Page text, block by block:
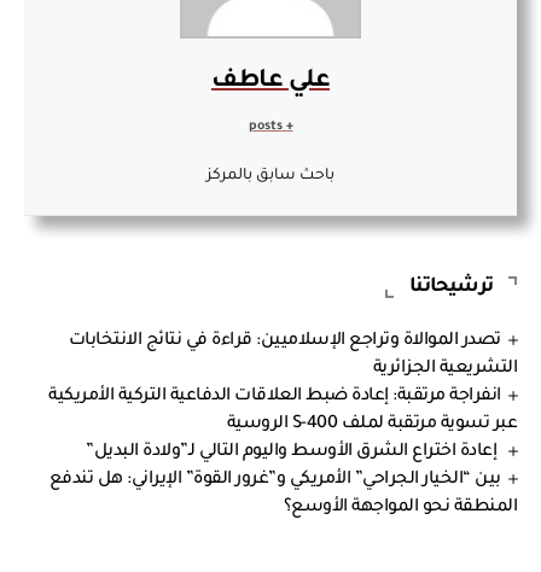
علي عاطف
باحث سابق بالمركز
ترشيحاتنا
تصدر الموالاة وتراجع الإسلاميين: قراءة في نتائج الانتخابات
التشريعية الجزائرية
انفراجة مرتقبة: إعادة ضبط العلاقات الدفاعية التركية الأمريكية
عبر تسوية مرتقبة لملف S-400 الروسية
إعادة اختراع الشرق الأوسط واليوم التالي لـ”ولادة البديل”
بين “الخيار الجراحي” الأمريكي و”غرور القوة” الإيراني: هل تندفع
المنطقة نحو المواجهة الأوسع؟